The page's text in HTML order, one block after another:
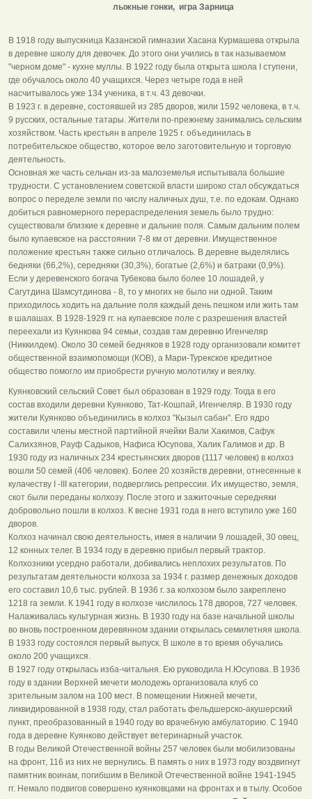
лыжные гонки, игра Зарница
В 1918 году выпускница Казанской гимназии Хасана Курмашева открыла
в деревне школу для девочек. До этого они учились в так называемом
"черном доме" - кухне муллы. В 1922 году была открыта школа I ступени,
где обучалось около 40 учащихся. Через четыре года в ней
насчитывалось уже 134 ученика, в т.ч. 43 девочки.
В 1923 г. в деревне, состоявшей из 285 дворов, жили 1592 человека, в т.ч.
9 русских, остальные татары. Жители по-прежнему занимались сельским
хозяйством. Часть крестьян в апреле 1925 г. объединилась в
потребительское общество, которое вело заготовительную и торговую
деятельность.
Основная же часть сельчан из-за малоземелья испытывала большие
трудности. С установлением советской власти широко стал обсуждаться
вопрос о переделе земли по числу наличных душ, т.е. по едокам. Однако
добиться равномерного перераспределения земель было трудно:
существовали близкие к деревне и дальние поля. Самым дальним полем
было купаевское на расстоянии 7-8 км от деревни. Имущественное
положение крестьян также сильно отличалось. В деревне выделялись
бедняки (66,2%), середняки (30,3%), богатые (2,6%) и батраки (0,9%).
Если у деревенского богача Тубекова было более 10 лошадей, у
Сагутдина Шамсутдинова - 8, то у многих не было ни одной. Таким
приходилось ходить на дальние поля каждый день пешком или жить там
в шалашах. В 1928-1929 гг. на купаевское поле с разрешения властей
переехали из Куянкова 94 семьи, создав там деревню Игенчеляр
(Никкилдем). Около 30 семей бедняков в 1928 году организовали комитет
общественной взаимопомощи (КОВ), а Мари-Турекское кредитное
общество помогло им приобрести ручную молотилку и веялку.
Куянковский сельский Совет был образован в 1929 году. Тогда в его
состав входили деревни Куянково, Тат-Кошпай, Игенчеляр. В 1930 году
жители Куянково объединились в колхоз "Кызыл сабан". Его ядро
составили члены местной партийной ячейки Вали Хакимов, Сафук
Салихзянов, Рауф Садыков, Нафиса Юсупова, Халик Галимов и др. В
1930 году из наличных 234 крестьянских дворов (1117 человек) в колхоз
вошли 50 семей (406 человек). Более 20 хозяйств деревни, отнесенные к
кулачеству I -III категории, подверглись репрессии. Их имущество, земля,
скот были переданы колхозу. После этого и зажиточные середняки
добровольно пошли в колхоз. К весне 1931 года в него вступило уже 160
дворов.
Колхоз начинал свою деятельность, имея в наличии 9 лошадей, 30 овец,
12 конных телег. В 1934 году в деревню прибыл первый трактор.
Колхозники усердно работали, добивались неплохих результатов. По
результатам деятельности колхоза за 1934 г. размер денежных доходов
его составил 10,6 тыс. рублей. В 1936 г. за колхозом было закреплено
1218 га земли. К 1941 году в колхозе числилось 178 дворов, 727 человек.
Налаживалась культурная жизнь. В 1930 году на базе начальной школы
во вновь построенном деревянном здании открылась семилетняя школа.
В 1933 году состоялся первый выпуск. В школе в то время обучались
около 200 учащихся.
В 1927 году открылась изба-читальня. Ею руководила Н.Юсупова. В 1936
году в здании Верхней мечети молодежь организовала клуб со
зрительным залом на 100 мест. В помещении Нижней мечети,
ликвидированной в 1938 году, стал работать фельдшерско-акушерский
пункт, преобразованный в 1940 году во врачебную амбулаторию. С 1940
года в деревне Куянково действует ветеринарный участок.
В годы Великой Отечественной войны 257 человек были мобилизованы
на фронт, 116 из них не вернулись. В память о них в 1973 году воздвигнут
памятник воинам, погибшим в Великой Отечественной войне 1941-1945
гг. Немало подвигов совершено куянковцами на фронтах и в тылу. Особое